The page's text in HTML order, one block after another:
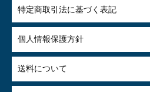
特定商取引法に基づく表記
個人情報保護方針
送料について